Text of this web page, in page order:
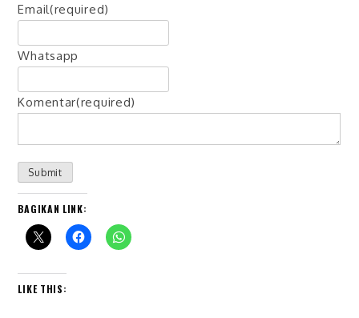
Email(required)
Whatsapp
Komentar(required)
Submit
BAGIKAN LINK:
LIKE THIS: